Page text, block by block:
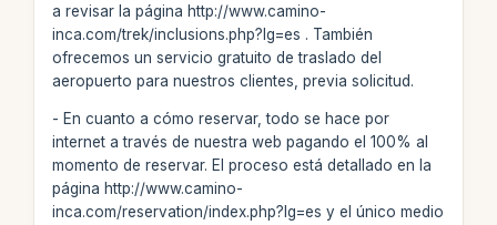
a revisar la página http://www.camino-
inca.com/trek/inclusions.php?lg=es . También
ofrecemos un servicio gratuito de traslado del
aeropuerto para nuestros clientes, previa solicitud.
- En cuanto a cómo reservar, todo se hace por
internet a través de nuestra web pagando el 100% al
momento de reservar. El proceso está detallado en la
página http://www.camino-
inca.com/reservation/index.php?lg=es y el único medio